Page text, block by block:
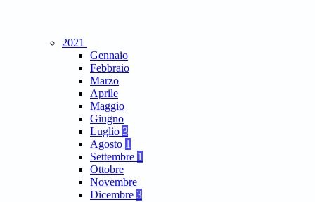
2021
Gennaio
Febbraio
Marzo
Aprile
Maggio
Giugno
Luglio 3
Agosto 1
Settembre 1
Ottobre
Novembre
Dicembre 3